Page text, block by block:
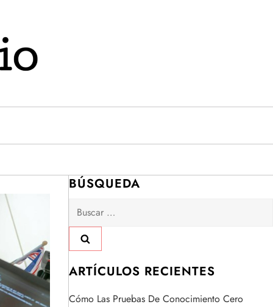
BÚSQUEDA
Buscar:
ARTÍCULOS RECIENTES
Cómo Las Pruebas De Conocimiento Cero